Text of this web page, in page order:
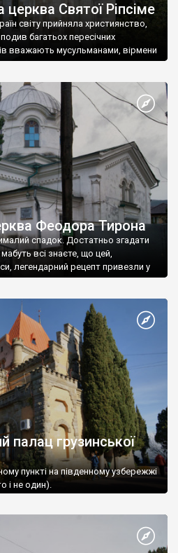
Святої Ріпсіме
світу прийняла християнство,
багатьох пересічних
вважають мусульманами, вірмени
Феодора Тирона
спадок. Достатньо згадати
всі знаєте, що цей,
легендарний рецепт привезли у
палац грузинської
пункті на південному узбережжі
і не один).